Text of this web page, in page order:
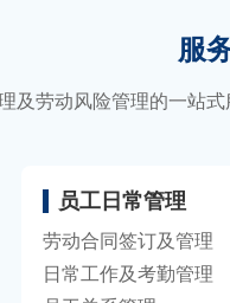
服
及劳动风险管理的一站
员工日常管理
劳动合同签订及管理
日常工作及考勤管理